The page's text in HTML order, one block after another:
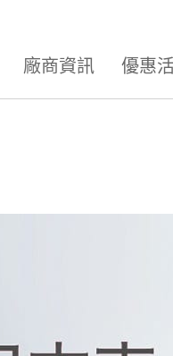
廠商資訊 優惠